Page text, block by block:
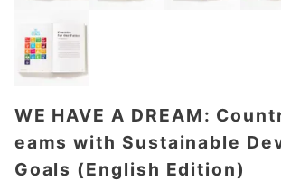
WE HAVE A DREAM:
eams with Sustainable
Goals (English Edition)